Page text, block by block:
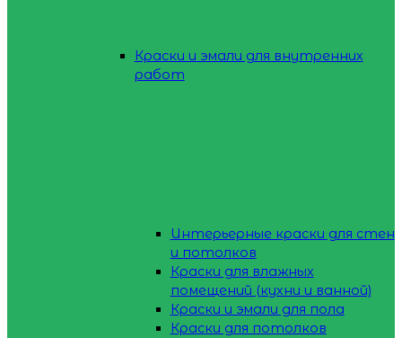
Краски и эмали для внутренних
работ
Интерьерные краски для стен
и потолков
Краски для влажных
помещений (кухни и ванной)
Краски и эмали для пола
Краски для потолков